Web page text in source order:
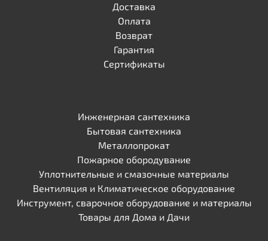
Доставка
Оплата
Возврат
Гарантия
Сертификаты
Инженерная сантехника
Бытовая сантехника
Металлопрокат
Пожарное обородувание
Уплотнительные и смазочные материалы
Вентиляция и Климатическое оборудование
Инструмент, сварочное оборудование и материалы
Товары для Дома и Дачи